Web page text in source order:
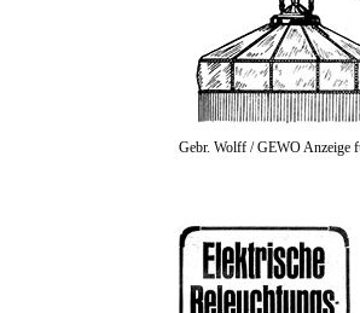
Gebr. Wolff / GEWO Anzeige